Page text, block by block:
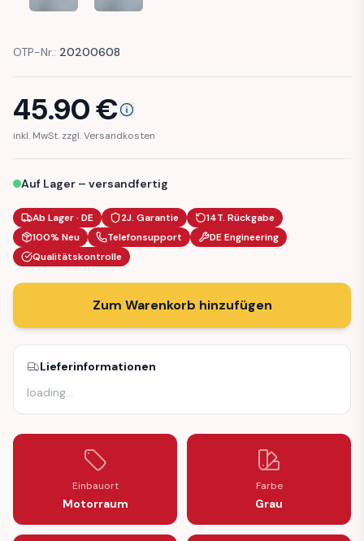
OTP-Nr.: 20200608
45.90€
inkl. MwSt. zzgl. Versandkosten
Auf Lager – versandfertig
Ab Lager · DE 2J. Garantie
14T. Rückgabe
100% Neu
Telefonsupport
DE Engineering
Qualitätskontrolle
Zum Warenkorb hinzufügen
Lieferinformationen
loading…
Einbauort
Motorraum
Farbe
Grau